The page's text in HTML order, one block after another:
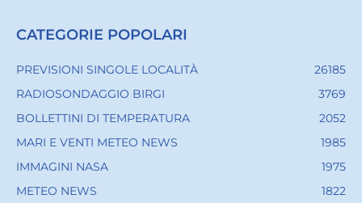
CATEGORIE POPOLARI
PREVISIONI SINGOLE LOCALITÀ
26185
RADIOSONDAGGIO BIRGI
3769
BOLLETTINI DI TEMPERATURA
2052
MARI E VENTI METEO NEWS
1985
IMMAGINI NASA
1975
METEO NEWS
1822